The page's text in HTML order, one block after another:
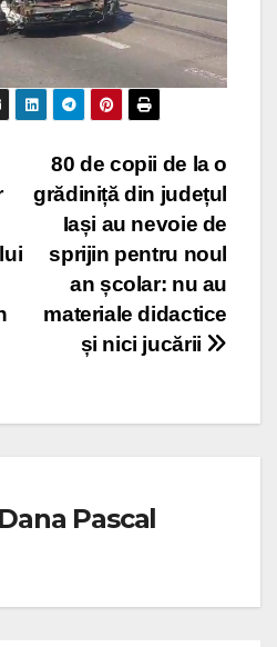
80 de copii de la o
grădiniță din județul
Iași au nevoie de
sprijin pentru noul
an școlar: nu au
materiale didactice
și nici jucării
Dana Pascal